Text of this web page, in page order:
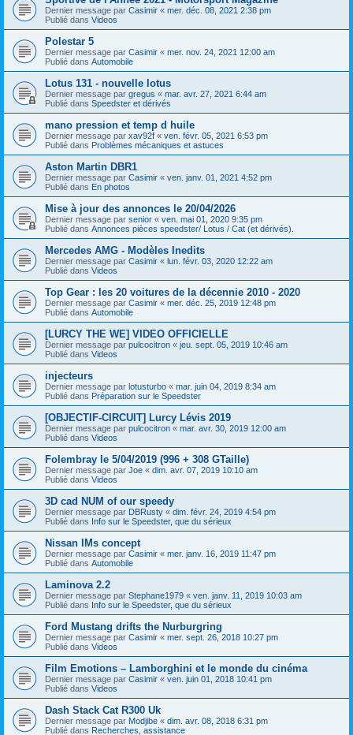
Dernier message par Casimir « mer. déc. 08, 2021 2:38 pm
Publié dans Videos
Polestar 5
Dernier message par Casimir « mer. nov. 24, 2021 12:00 am
Publié dans Automobile
Lotus 131 - nouvelle lotus
Dernier message par gregus « mar. avr. 27, 2021 6:44 am
Publié dans Speedster et dérivés
mano pression et temp d huile
Dernier message par xav92f « ven. févr. 05, 2021 6:53 pm
Publié dans Problèmes mécaniques et astuces
Aston Martin DBR1
Dernier message par Casimir « ven. janv. 01, 2021 4:52 pm
Publié dans En photos
Mise à jour des annonces le 20/04/2026
Dernier message par senior « ven. mai 01, 2020 9:35 pm
Publié dans Annonces pièces speedster/ Lotus / Cat (et dérivés).
Mercedes AMG - Modèles Inedits
Dernier message par Casimir « lun. févr. 03, 2020 12:22 am
Publié dans Videos
Top Gear : les 20 voitures de la décennie 2010 - 2020
Dernier message par Casimir « mer. déc. 25, 2019 12:48 pm
Publié dans Automobile
[LURCY THE WE] VIDEO OFFICIELLE
Dernier message par pulcocitron « jeu. sept. 05, 2019 10:46 am
Publié dans Videos
injecteurs
Dernier message par lotusturbo « mar. juin 04, 2019 8:34 am
Publié dans Préparation sur le Speedster
[OBJECTIF-CIRCUIT] Lurcy Lévis 2019
Dernier message par pulcocitron « mar. avr. 30, 2019 12:00 am
Publié dans Videos
Folembray le 5/04/2019 (996 + 308 GTaille)
Dernier message par Joe « dim. avr. 07, 2019 10:10 am
Publié dans Videos
3D cad NUM of our speedy
Dernier message par DBRusty « dim. févr. 24, 2019 4:54 pm
Publié dans Info sur le Speedster, que du sérieux
Nissan IMs concept
Dernier message par Casimir « mer. janv. 16, 2019 11:47 pm
Publié dans Automobile
Laminova 2.2
Dernier message par Stephane1979 « ven. janv. 11, 2019 10:03 am
Publié dans Info sur le Speedster, que du sérieux
Ford Mustang drifts the Nurburgring
Dernier message par Casimir « mer. sept. 26, 2018 10:27 pm
Publié dans Videos
Film Emotions – Lamborghini et le monde du cinéma
Dernier message par Casimir « ven. juin 01, 2018 10:41 pm
Publié dans Videos
Dash Stack Cat R300 Uk
Dernier message par Modjibe « dim. avr. 08, 2018 6:31 pm
Publié dans Recherches, assistance